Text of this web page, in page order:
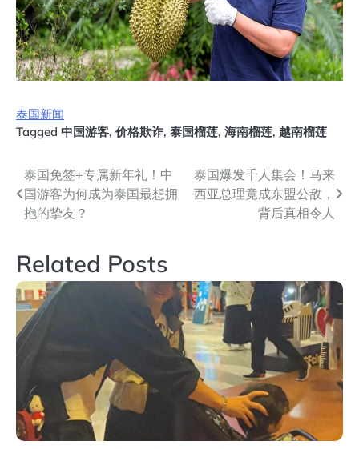
泰国新闻
Tagged 中国游客, 价格欺诈, 泰国榴莲, 海南榴莲, 越南榴莲
文
章
航
泰国免签+专属新年礼！中
国游客为何成为泰国最想拥
抱的挚友？
泰国爆发千人集会！马来
西亚总理竟成东盟公敌，
背后真相令人
Related Posts